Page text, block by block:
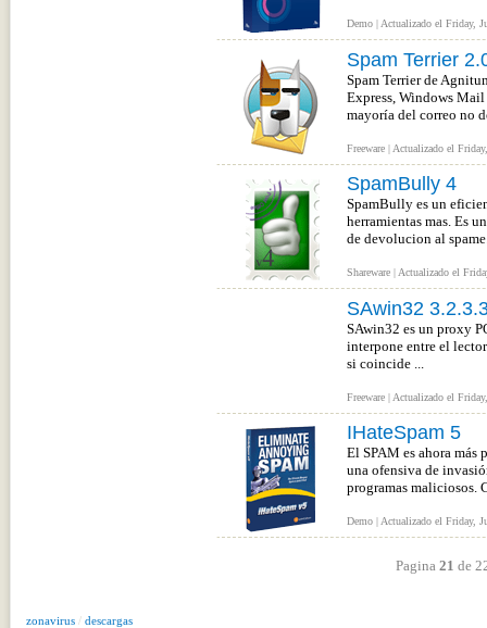
Demo | Actualizado el Friday,
Spam Terrier
Spam Terrier de
Express, Windows
mayoría del correo no
Freeware | Actualizado el
SpamBully 4
SpamBully es un
herramientas mas. Es
de devolucion al
Shareware | Actualizado el
SAwin32
SAwin32 es un proxy
interpone entre el
si coincide ...
Freeware | Actualizado el
IHateSpam 5
El SPAM es ahora más
una ofensiva de
programas maliciosos.
Demo | Actualizado el Friday,
Pagina21 de
zonavirus / descargas